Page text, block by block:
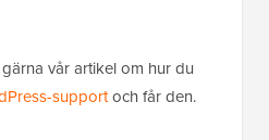
vår artikel om hur du
supportoch får den.